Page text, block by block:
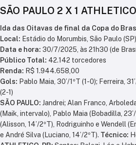
SÃO PAULO 2 X 1
Ida das Oitavas de final da Copa do
Local: Estádio do Morumbis, São Paulo (SP)
Data e hora: 30/7/2025, às 21h30 (de
Público Total: 42.142 torcedores
Renda: R$ 1.944.658,00
Gols: Pablo Maia, 30’/1ºT (1-0); Ferreira,
(2-1)
SÃO PAULO: Jandrei; Alan Franco,
(Maik, intervalo), Pablo Maia (Bobadilla,
(Alisson, 14’/2ºT), Rodriguinho e Wendell
e André Silva (Luciano, 14’/2ºT). Técnico: